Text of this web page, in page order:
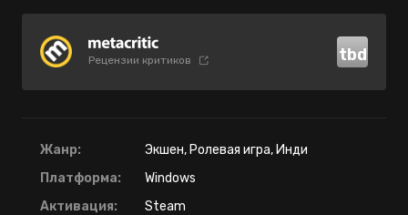
Рецензии критиков tbd
Жанр:
Экшен, Ролевая игра, Инди
Платформа:
Windows
Активация:
Steam